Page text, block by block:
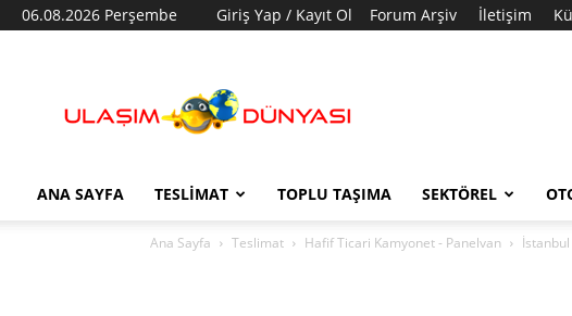
06.08.2026 Perşembe Giriş Yap / Kayıt Ol Forum Arşiv İletişim
Dünyası
ANA SAYFA TESLIMAT TOPLU TAŞIMA SEKTÖREL
Ana Sayfa Teslimat Hafif Ticari Kamyonet - Panelvan